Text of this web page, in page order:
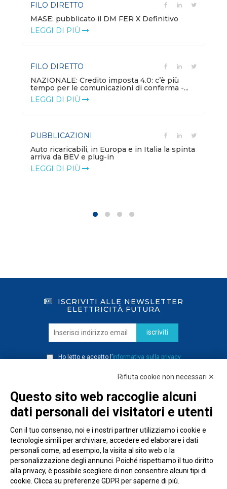
FILO DIRETTO
MASE: pubblicato il DM FER X Definitivo
LEGGI DI PIÙ
FILO DIRETTO
NAZIONALE: Credito imposta 4.0: c’è più
tempo per le comunicazioni di conferma -...
LEGGI DI PIÙ
PUBBLICAZIONI
Auto ricaricabili, in Europa e in Italia la spinta
arriva da BEV e plug-in
LEGGI DI PIÙ
ISCRIVITI ALLE NEWSLETTER
ELETTRICITÀ FUTURA
iscriviti
Ho letto e accetto l’informativa sulla privacy
Rifiuta cookie non necessari ✕
Questo sito web raccoglie alcuni
dati personali dei visitatori e utenti
Con il tuo consenso, noi e i nostri partner utilizziamo i cookie e
tecnologie simili per archiviare, accedere ed elaborare i dati
personali come, ad esempio, la visita al sito web o la
personalizzazione degli annunci. Poiché rispettiamo il tuo diritto
alla privacy, è possibile scegliere di non consentire alcuni tipi di
cookie. Clicca su preferenze GDPR per saperne di più.